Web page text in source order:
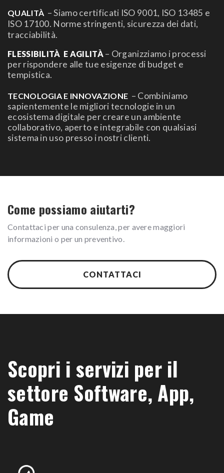
QUALITÀ – Siamo certificati ISO 9001, ISO 13485 e
ISO 17100. Norme stringenti, sicurezza dei dati,
tracciabilità.
FLESSIBILITÀ E AGILITÀ – Organizziamo i processi
per rispondere alle tue esigenze di budget e
tempistica.
TECNOLOGIA E INNOVAZIONE – Combiniamo
sapientemente le migliori tecnologie in un
ecosistema digitale per creare un ambiente
collaborativo, aperto e integrabile con qualsiasi
sistema in uso presso i nostri clienti.
Come possiamo aiutarti?
Contattaci per una consulenza, per avere maggiori
informazioni o per un preventivo.
CONTATTACI
Scopri i servizi per il
settore Software, App,
Game